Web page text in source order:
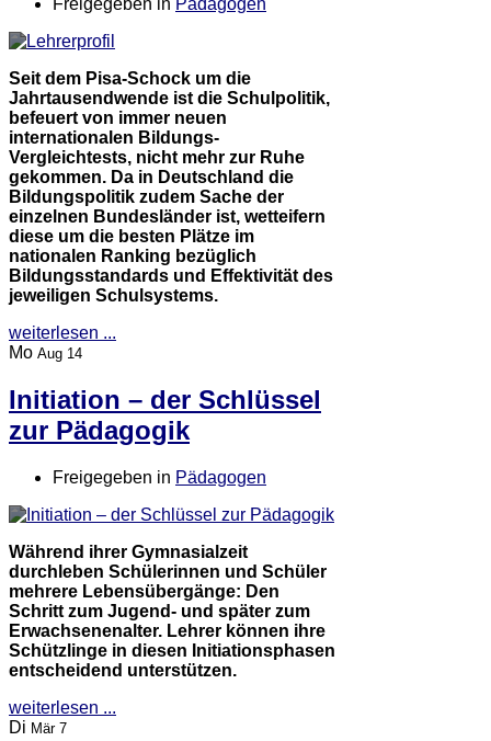
Freigegeben in Pädagogen
Seit dem Pisa-Schock um die
Jahrtausendwende ist die Schulpolitik,
befeuert von immer neuen
internationalen Bildungs-
Vergleichtests, nicht mehr zur Ruhe
gekommen. Da in Deutschland die
Bildungspolitik zudem Sache der
einzelnen Bundesländer ist, wetteifern
diese um die besten Plätze im
nationalen Ranking bezüglich
Bildungsstandards und Effektivität des
jeweiligen Schulsystems.
weiterlesen ...
Mo Aug 14
Initiation – der Schlüssel
zur Pädagogik
Freigegeben in Pädagogen
Während ihrer Gymnasialzeit
durchleben Schülerinnen und Schüler
mehrere Lebensübergänge: Den
Schritt zum Jugend- und später zum
Erwachsenenalter. Lehrer können ihre
Schützlinge in diesen Initiationsphasen
entscheidend unterstützen.
weiterlesen ...
Di Mär 7